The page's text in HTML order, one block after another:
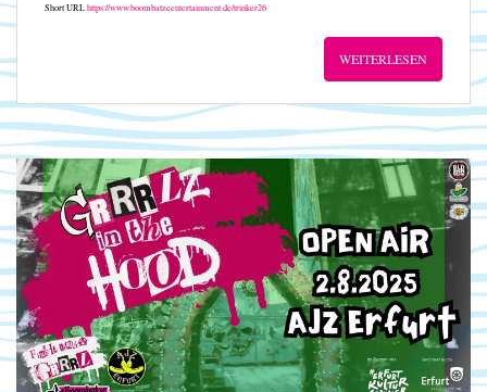
Short URLhttps://www.boombatzeentertainment.de/trinker26
WEITERLESEN